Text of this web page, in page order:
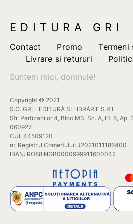
alese
pagina
produsului.
EDITURA GRI
Contact Promo
Termeni
Livrare si retururi
Suntem mici, domnule!
Copyright © 2021
S.C. GRI - EDITURĂ ȘI LIBRĂRIE S.R.L.
Str. Partizanilor 4, Bloc M3, Sc. A, Et. 8, Ap.
060927
CUI: 44509120
nr. Registrul Comertului: J2021011186400
IBAN: RO88INGB0000999911600042